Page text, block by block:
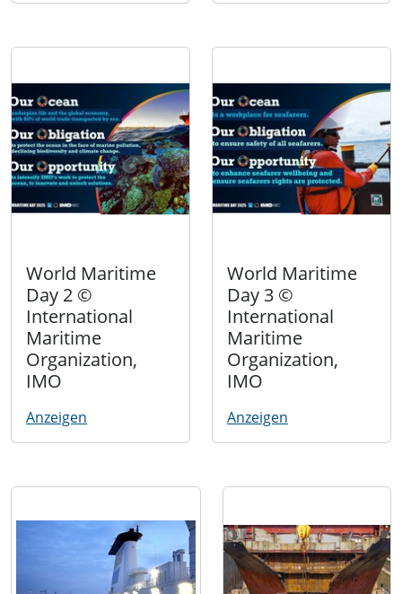
World Maritime
Day 2 ©
International
Maritime
Organization,
IMO
Anzeigen
World Maritime
Day 3 ©
International
Maritime
Organization,
IMO
Anzeigen